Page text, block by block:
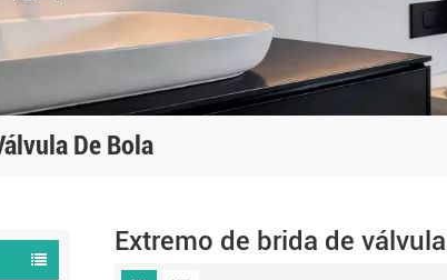
De Bola
Extremo de brida de